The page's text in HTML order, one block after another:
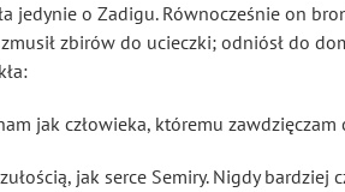
jedynie o Zadigu. Równocześnie on
zbirów do ucieczki; odniósł do
jak człowieka, któremu zawdzięczam
jak serce Semiry. Nigdy bardziej